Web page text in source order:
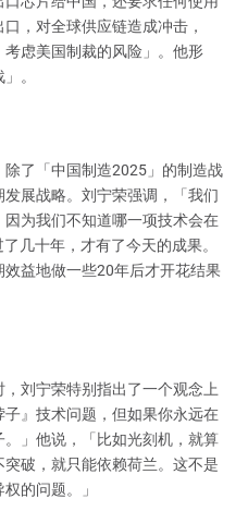
，对全球供应链造成冲击，
考虑美国制裁的风险」。他形
。
了「中国制造2025」的制造战
展战略。刘宁荣强调，「我们
为我们不知道哪一项技术会在
几十年，才有了今天的成果。
益地做一些20年后才开花结果
刘宁荣特别指出了一个观念上
』技术问题，但如果你永远在
」他说，「比如光刻机，就算
破，就只能依赖荷兰。这不是
的问题。」